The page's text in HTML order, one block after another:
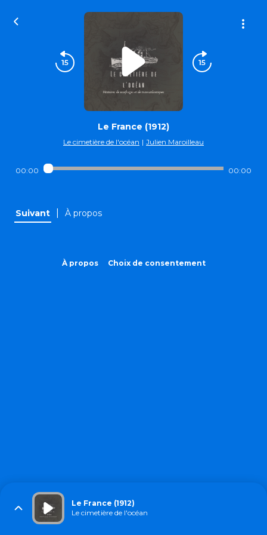
Le France (1912)
Le cimetière de l'océan | Julien Maroilleau
00:00 00:00
Suivant À propos
À propos Choix de consentement
Le France (1912)
Le cimetière de l'océan